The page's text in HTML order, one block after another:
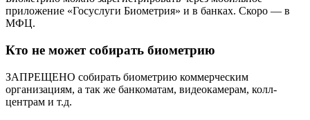
приложение «Госуслуги Биометрия» и в банках. Скоро — в
МФЦ.
Кто не может собирать биометрию
ЗАПРЕЩЕНО собирать биометрию коммерческим
организациям, а так же банкоматам, видеокамерам, колл-
центрам и т.д.